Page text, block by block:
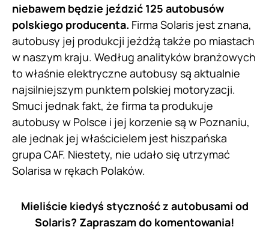
niebawem będzie jeździć 125 autobusów
polskiego producenta. Firma Solaris jest znana,
autobusy jej produkcji jeżdżą także po miastach
w naszym kraju. Według analityków branżowych
to właśnie elektryczne autobusy są aktualnie
najsilniejszym punktem polskiej motoryzacji.
Smuci jednak fakt, że firma ta produkuje
autobusy w Polsce i jej korzenie są w Poznaniu,
ale jednak jej właścicielem jest hiszpańska
grupa CAF. Niestety, nie udało się utrzymać
Solarisa w rękach Polaków.
Mieliście kiedyś styczność z autobusami od
Solaris? Zapraszam do komentowania!